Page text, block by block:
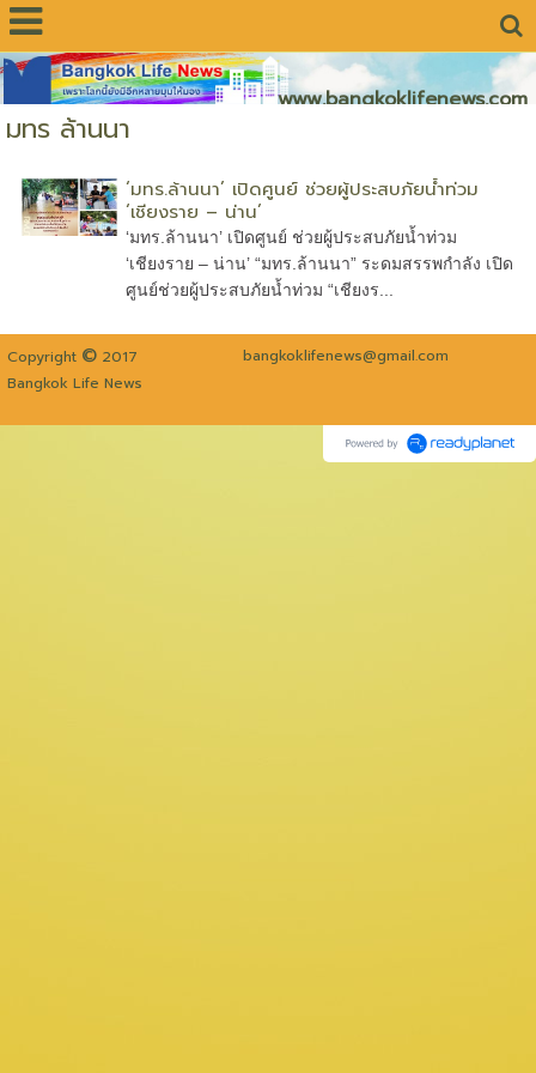
www.bangkoklifenews.com
มทร ล้านนา
‘มทร.ล้านนา’ เปิดศูนย์ ช่วยผู้ประสบภัยน้ำท่วม
‘เชียงราย – น่าน’
‘มทร.ล้านนา’ เปิดศูนย์ ช่วยผู้ประสบภัยน้ำท่วม
‘เชียงราย – น่าน’ “มทร.ล้านนา” ระดมสรรพกำลัง เปิด
ศูนย์ช่วยผู้ประสบภัยน้ำท่วม “เชียงร...
Copyright © 2017
bangkoklifenews@gmail.com
Bangkok Life News